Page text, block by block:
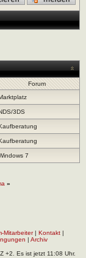
Forum
3DS
7
»
Mitarbeiter| Kontakt|
| Archiv
+2. Es ist jetzt 11:08 Uhr.